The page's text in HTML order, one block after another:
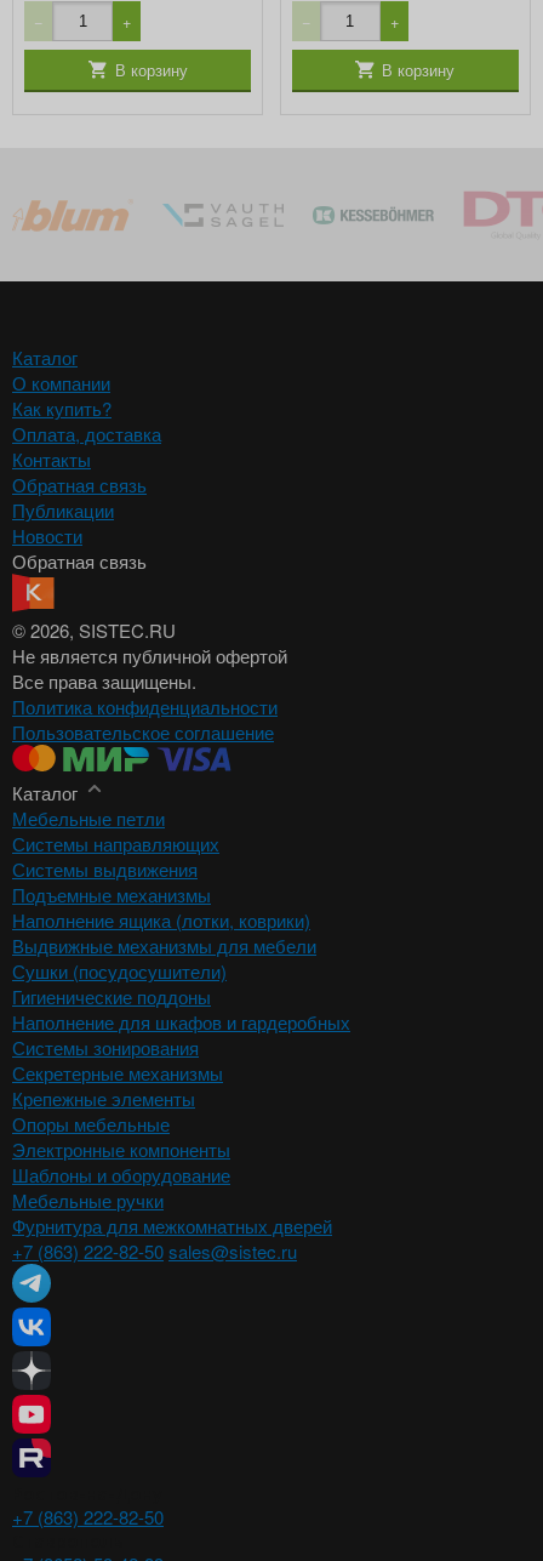
− +
В корзину
− +
В корзину
Каталог
О компании
Как купить?
Оплата, доставка
Контакты
Обратная связь
Публикации
Новости
Обратная связь
© 2026, SISTEC.RU
Не является публичной офертой
Все права защищены.
Политика конфиденциальности
Пользовательское соглашение
Каталог
Мебельные петли
Системы направляющих
Системы выдвижения
Подъемные механизмы
Наполнение ящика (лотки, коврики)
Выдвижные механизмы для мебели
Сушки (посудосушители)
Гигиенические поддоны
Наполнение для шкафов и гардеробных
Системы зонирования
Секретерные механизмы
Крепежные элементы
Опоры мебельные
Электронные компоненты
Шаблоны и оборудование
Мебельные ручки
Фурнитура для межкомнатных дверей
+7 (863) 222-82-50sales@sistec.ru
+7 (863) 222-82-50